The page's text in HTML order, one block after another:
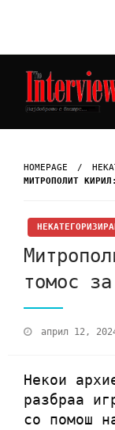
Интервју
HOMEPAGE
MИТРОПОЛИТ
томос
април 12,
Некои
разбраа
со помош